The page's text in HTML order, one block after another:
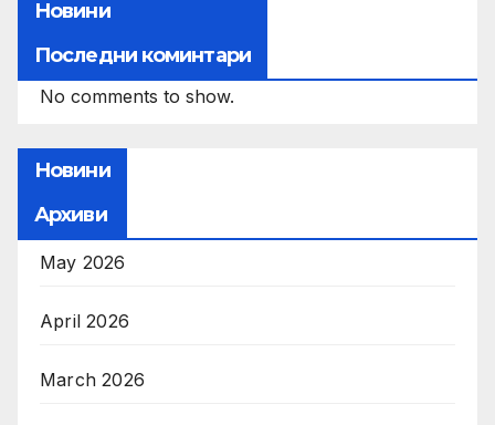
Новини
Последни коминтари
No comments to show.
Новини
Архиви
May 2026
April 2026
March 2026